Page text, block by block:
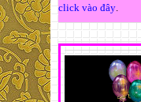
click vào đây